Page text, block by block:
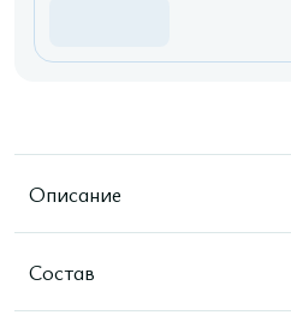
Описание
Состав